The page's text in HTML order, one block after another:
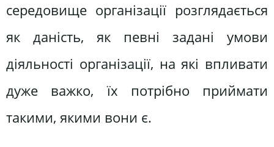
середовище організації розглядається
як даність, як певні задані умови
діяльності організації, на які впливати
дуже важко, їх потрібно приймати
такими, якими вони є.